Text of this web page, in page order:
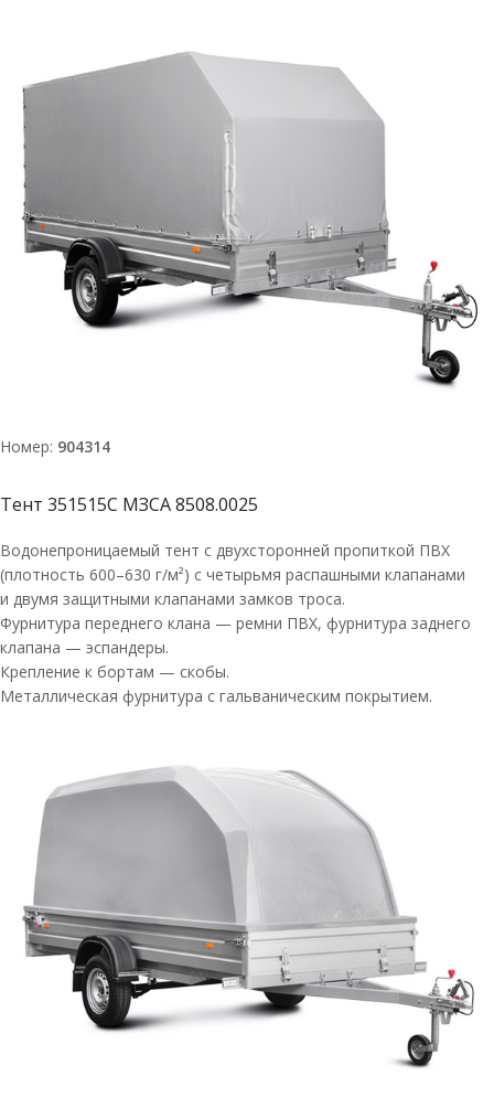
Номер: 904314
Тент 351515С МЗСА 8508.0025
Водонепроницаемый тент с двухсторонней пропиткой ПВХ
(плотность 600–630 г/м²) с четырьмя распашными клапанами
и двумя защитными клапанами замков троса.
Фурнитура переднего клана — ремни ПВХ, фурнитура заднего
клапана — эспандеры.
Крепление к бортам — скобы.
Металлическая фурнитура с гальваническим покрытием.